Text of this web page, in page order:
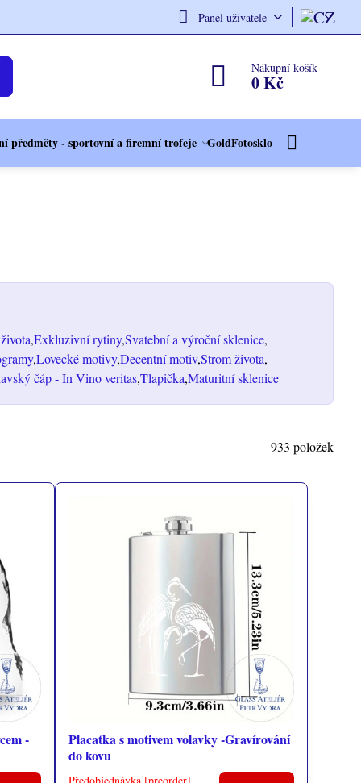
Panel uživatele
Nákupní košík
0 Kč
předměty - sportovní a firemní trofeje GoldFotosklo
Exkluzivní rytiny Svatební a výroční sklenice
Lovecké motivy Decentní motiv Strom života
čáp - In Vino veritas Tlapička Maturitní sklenice
933 položek
-
Placatka s motivem volavky -Gravírování
do kovu